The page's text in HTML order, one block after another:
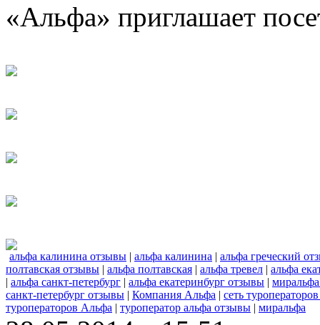
«Альфа» приглашает
альфа калинина отзывы | альфа калинина | альфа греческий
полтавская отзывы | альфа полтавская | альфа тревел | альфа
| альфа санкт-петербург | альфа екатеринбург отзывы |
санкт-петербург отзывы | Компания Альфа | сеть
туроператоров Альфа | туроператор альфа отзывы | миральфа